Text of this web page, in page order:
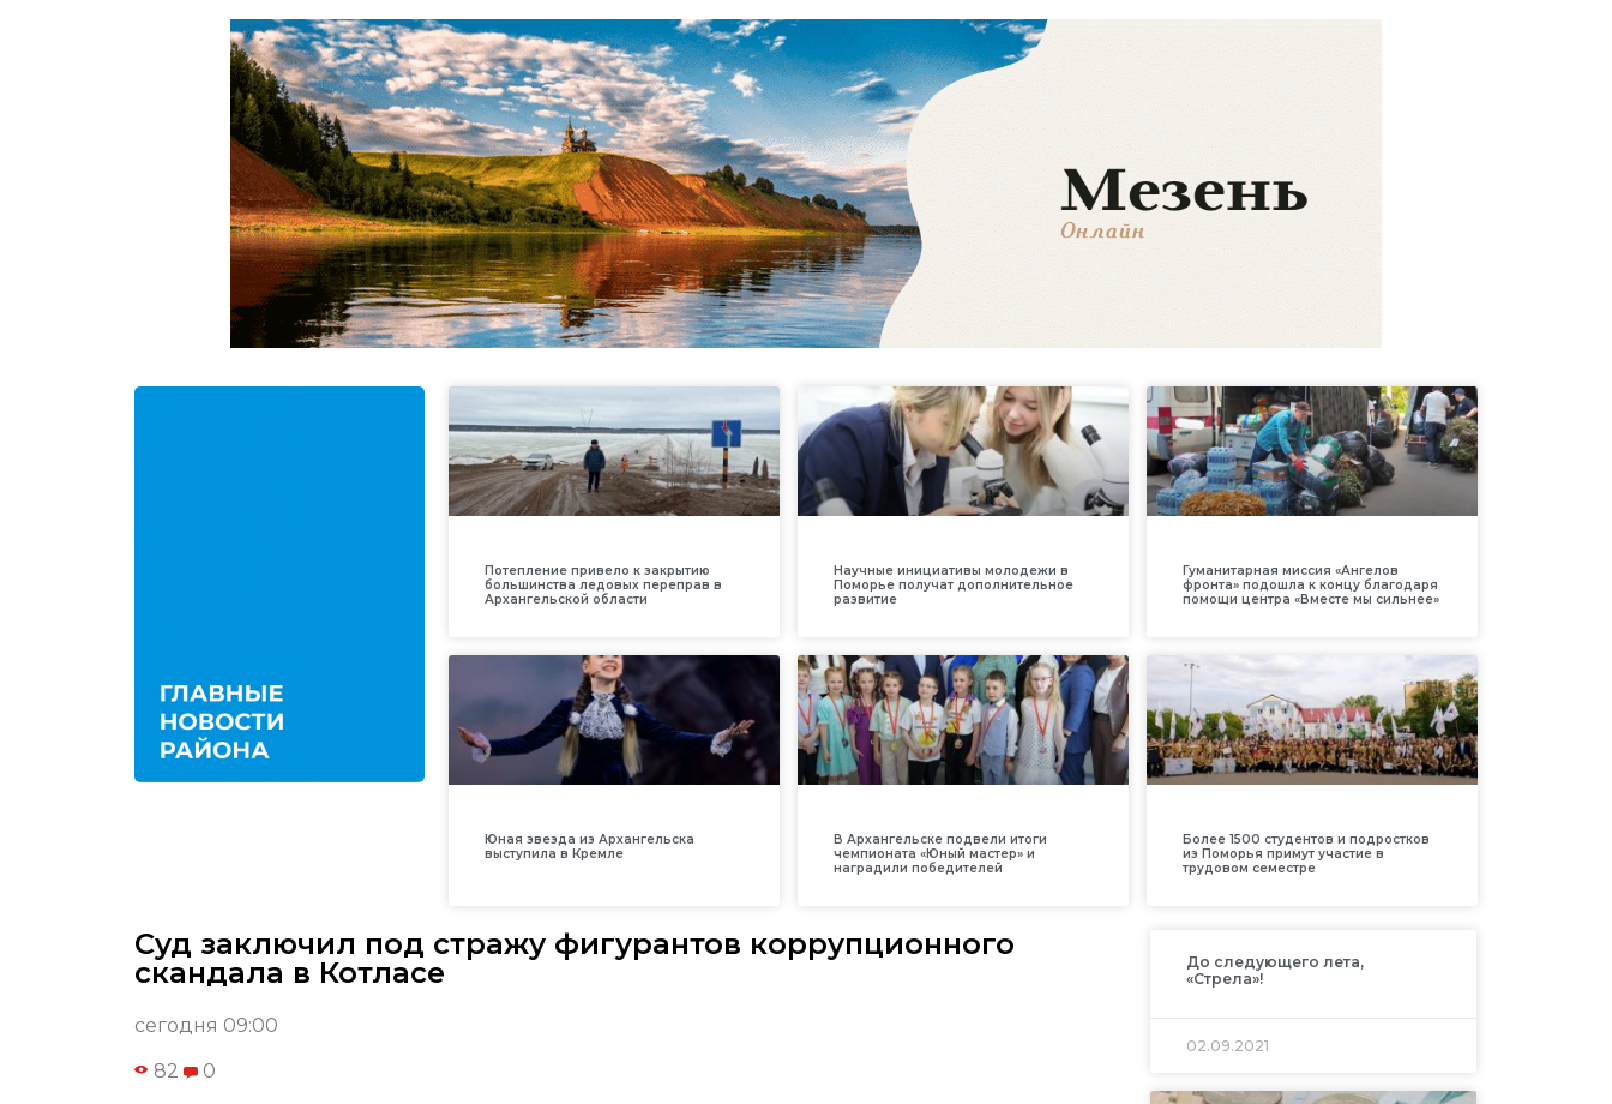
Потепление привело к закрытию
большинства ледовых переправ в
Архангельской области
Научные инициативы молодежи в
Поморье получат дополнительное
развитие
Гуманитарная миссия «Ангелов
фронта» подошла к концу благодаря
помощи центра «Вместе мы сильнее»
Юная звезда из Архангельска
выступила в Кремле
В Архангельске подвели итоги
чемпионата «Юный мастер» и
наградили победителей
Более 1500 студентов и подростков
из Поморья примут участие в
трудовом семестре
Суд заключил под стражу фигурантов коррупционного
скандала в Котласе
сегодня 09:00
82 0
До следующего лета,
«Стрела»!
02.09.2021